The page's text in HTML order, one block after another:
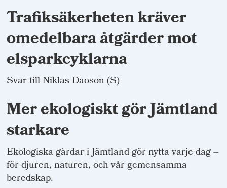
Trafiksäkerheten kräver
omedelbara åtgärder mot
elsparkcyklarna
Svar till Niklas Daoson (S)
Mer ekologiskt gör Jämtland
starkare
Ekologiska gårdar i Jämtland gör nytta varje dag –
för djuren, naturen, och vår gemensamma
beredskap.